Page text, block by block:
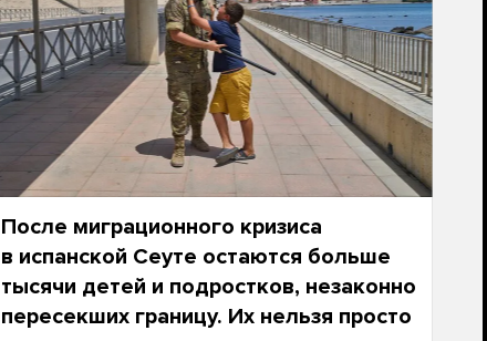
После миграционного кризиса
в испанской Сеуте остаются больше
тысячи детей и подростков, незаконно
пересекших границу. Их нельзя просто